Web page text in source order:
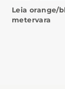
Leia orange/
metervara